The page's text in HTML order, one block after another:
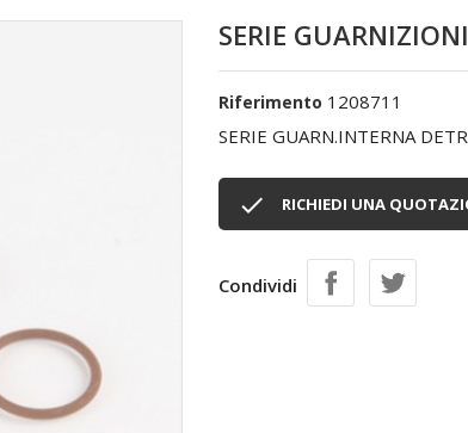
SERIE
Riferimento 1208711
SERIE GUARN.INTERNA
 RICHIEDI UNA
Condividi